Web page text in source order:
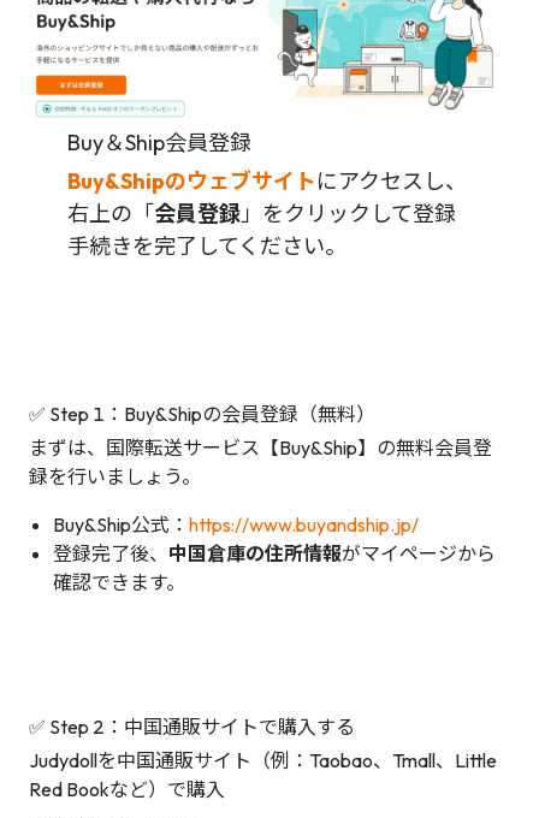
Buy＆Ship会員登録
Buy&Shipのウェブサイトにアクセスし、
右上の「会員登録」をクリックして登録
手続きを完了してください。
✅ Step 1：Buy&Shipの会員登録（無料）
まずは、国際転送サービス【Buy&Ship】の無料会員登
録を行いましょう。
Buy&Ship公式： https://www.buyandship.jp/
登録完了後、 中国倉庫の住所情報がマイページから
確認できます。
✅ Step 2：中国通販サイトで購入する
Judydollを中国通販サイト（例：Taobao、Tmall、Little
Red Bookなど）で購入